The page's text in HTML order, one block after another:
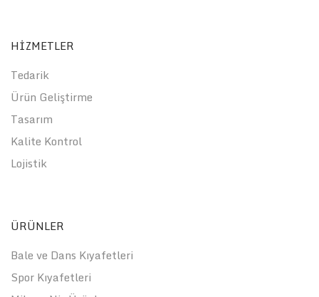
HİZMETLER
Tedarik
Ürün Geliştirme
Tasarım
Kalite Kontrol
Lojistik
ÜRÜNLER
Bale ve Dans Kıyafetleri
Spor Kıyafetleri